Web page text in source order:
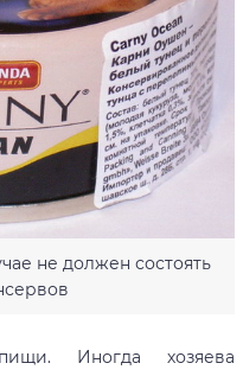
не должен состоять
Иногда хозяева